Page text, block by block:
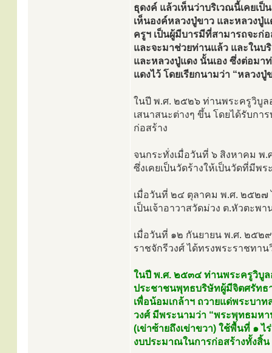
ธุดงค์ แล้วเห็นว่าบริเวณนี้เคยเ
เห็นองค์หลวงปู่ขาว และหลวงปู่
ครูฯ เป็นผู้มีบารมีที่สามารถจะก่
และจะมาช่วยท่านแล้ว และในบ
และหลวงปู่แดง นั้นเอง ซึ่งต่อม
แดงไว้ โดยเรียกนามว่า “หลวง
ในปี พ.ศ. ๒๕๒๖ ท่านพระครูวิบูล
เสนาสนะต่างๆ ขึ้น โดยได้รับกา
ก่อสร้าง
จนกระทั่งเมื่อวันที่ ๖ สิงหาคม พ
ซึ่งเคยเป็นวัดร้างให้เป็นวัดที่มีพร
เมื่อวันที่ ๒๔ ตุลาคม พ.ศ. ๒๕๒๗
เป็นเจ้าอาวาสวัดม่วง ต.หัวตะพ
เมื่อวันที่ ๑๒ กันยายน พ.ศ. ๒๕๒
ราชจักรีวงศ์ ได้ทรงพระราชทา
ในปี พ.ศ. ๒๕๓๔ ท่านพระครูวิบูล
ประชาชนพุทธบริษัทผู้มีจิตศรัทธ
เพื่อน้อมเกล้าฯ ถวายแด่พระบา
วงศ์ มีพระนามว่า “พระพุทธมห
(เข่าซ้ายถึงเข่าขวา) ใช้พื้นที่ ๑
งบประมาณในการก่อสร้างทั้งสิ้